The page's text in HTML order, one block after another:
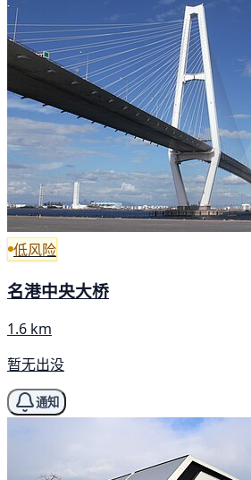
低风险
名港中央大桥
1.6 km
暂无出没
通知